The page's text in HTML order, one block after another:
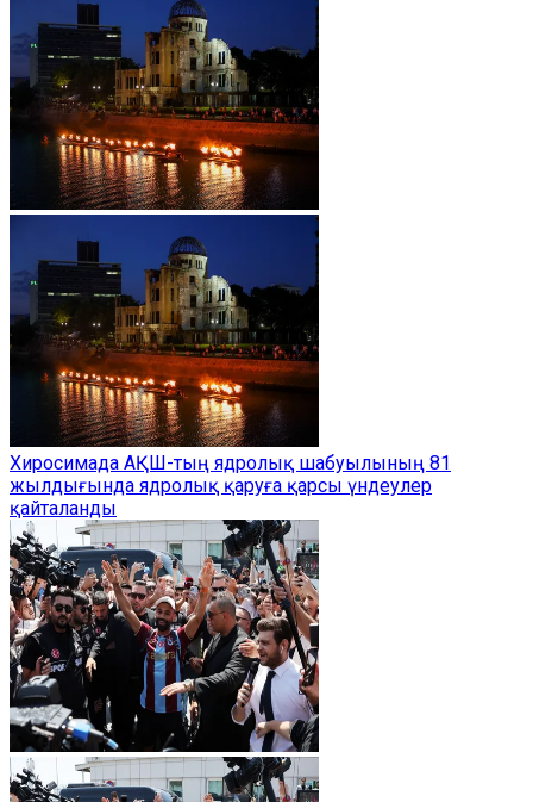
Хиросимада АҚШ-тың ядролық шабуылының 81
жылдығында ядролық қаруға қарсы үндеулер
қайталанды